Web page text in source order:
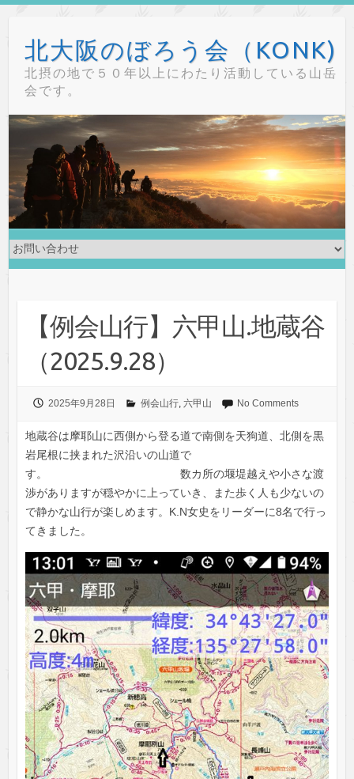
content北大阪のぼろう会（KONK)
北摂の地で５０年以上にわたり活動している山岳
会です。
【例会山行】六甲山.地蔵谷
（2025.9.28）
2025年9月28日 例会山行, 六甲山 No Comments
地蔵谷は摩耶山に西側から登る道で南側を天狗道、北側を黒
岩尾根に挟まれた沢沿いの山道で
す。 数カ所の堰堤越えや小さな渡
渉がありますが穏やかに上っていき、また歩く人も少ないの
で静かな山行が楽しめます。K.N女史をリーダーに8名で行っ
てきました。